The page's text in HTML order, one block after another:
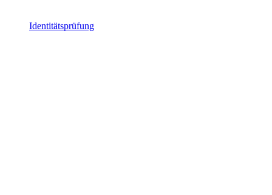
Identitätsprüfung